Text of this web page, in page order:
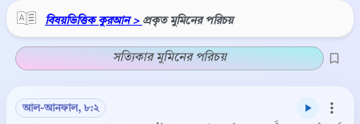
বিষয়ভিত্তিক কুরআন > প্রকৃত মুমিনের পরিচয়
সত্যিকার মুমিনের পরিচয়
আল-আনফাল, ৮:২